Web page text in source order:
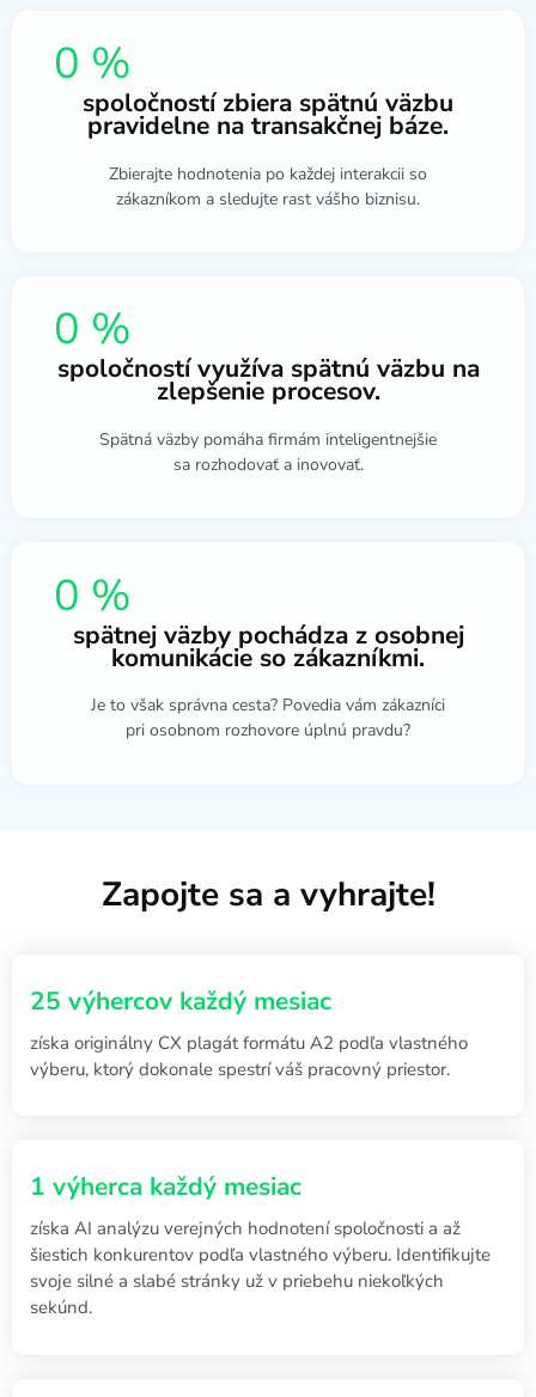
0 %
spoločností zbiera spätnú väzbu
pravidelne na transakčnej báze.
Zbierajte hodnotenia po každej interakcii so
zákazníkom a sledujte rast vášho biznisu.
0 %
spoločností využíva spätnú väzbu na
zlepšenie procesov.
Spätná väzby pomáha firmám inteligentnejšie
sa rozhodovať a inovovať.
0 %
spätnej väzby pochádza z osobnej
komunikácie so zákazníkmi.
Je to však správna cesta? Povedia vám zákazníci
pri osobnom rozhovore úplnú pravdu?
Zapojte sa a vyhrajte!
získa originálny CX plagát formátu A2 podľa vlastného
výberu, ktorý dokonale spestrí váš pracovný priestor.
získa AI analýzu verejných hodnotení spoločnosti a až
šiestich konkurentov podľa vlastného výberu. Identifikujte
svoje silné a slabé stránky už v priebehu niekoľkých
sekúnd.